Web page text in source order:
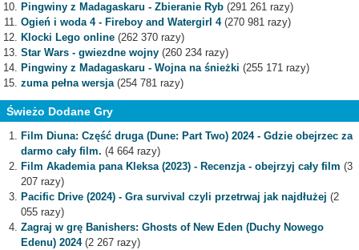
Pingwiny z Madagaskaru - Zbieranie Ryb (291 261 razy)
Ogień i woda 4 - Fireboy and Watergirl 4(270 981 razy)
Klocki Lego online (262 370 razy)
Star Wars - gwiezdne wojny (260 234 razy)
Pingwiny z Madagaskaru - Wojna na śnieżki (255 171 razy)
zuma pełna wersja(254 781 razy)
Świeżo Dodane Gry
Film Diuna: Część druga (Dune: Part Two) 2024 - Gdzie obejrzec za
darmo cały film. (4 664 razy)
Film Akademia pana Kleksa (2023) - Recenzja - obejrzyj cały film (3
207 razy)
Pacific Drive (2024) - Gra survival czyli przetrwaj jak najdłużej (2
055 razy)
Zagraj w grę Banishers: Ghosts of New Eden (Duchy Nowego
Edenu) 2024(2 267 razy)